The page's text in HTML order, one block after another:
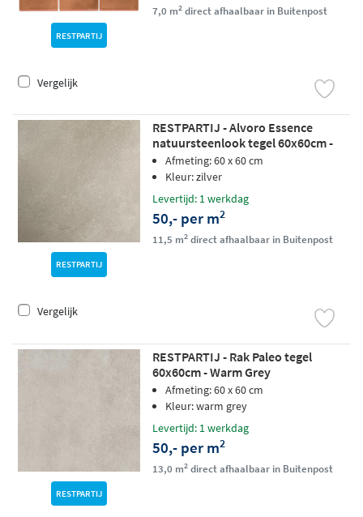
RESTPARTIJ
7,0 m2direct afhaalbaar in Buitenpost
Vergelijk
RESTPARTIJ
RESTPARTIJ - Alvoro Essence
natuursteenlook tegel 60x60cm -
zilver
Afmeting: 60 x 60 cm
Kleur: zilver
Levertijd: 1 werkdag
50,- per m2
11,5 m2direct afhaalbaar in Buitenpost
Vergelijk
RESTPARTIJ
RESTPARTIJ - Rak Paleo tegel
60x60cm - Warm Grey
Afmeting: 60 x 60 cm
Kleur: warm grey
Levertijd: 1 werkdag
50,- per m2
13,0 m2direct afhaalbaar in Buitenpost